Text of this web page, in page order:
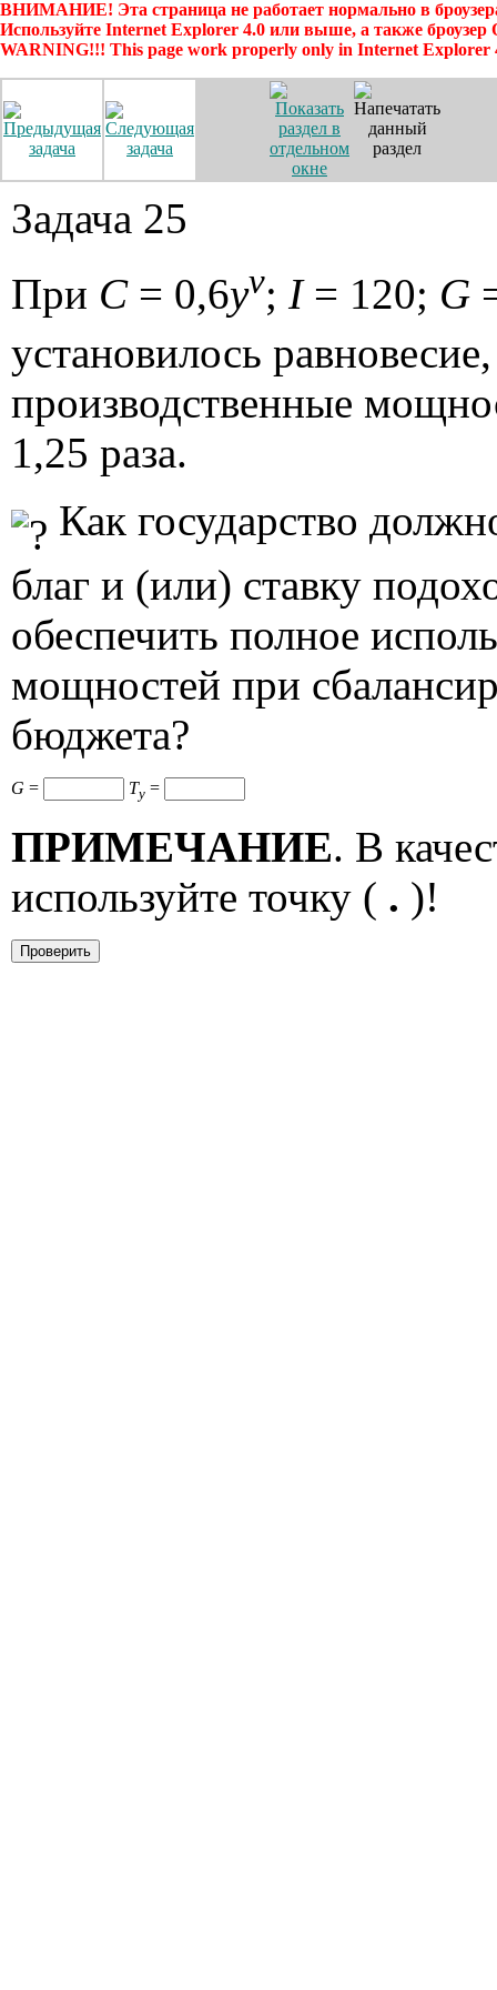
ВНИМАНИЕ! Эта страница не работает нормально в
Используйте Internet Explorer 4.0 или выше, а также броузер
WARNING!!! This page work properly only in Internet Explorer
Задача 25
При C= 0,6yv; I= 120; G
установилось
производственные
1,25 раза.
Как государство
благ и (или) ставку
обеспечить полное
мощностей при
бюджета?
G = Ty =
ПРИМЕЧАНИЕ. В
используйте точку ( . )!